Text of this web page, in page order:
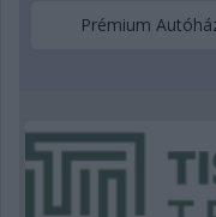
Prémium